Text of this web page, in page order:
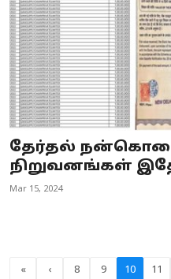
தேர்தல் நன்கொடை
நிறுவனங்கள்
Mar 15, 2024
« ‹ 8 9 10 11